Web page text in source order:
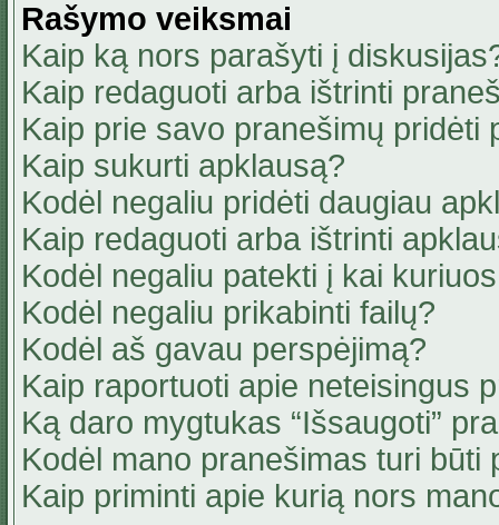
Rašymo veiksmai
Kaip ką nors parašyti į
Kaip redaguoti arba ištrinti
Kaip prie savo pranešimų pridėti
Kaip sukurti apklausą?
Kodėl negaliu pridėti daugiau
Kaip redaguoti arba ištrinti
Kodėl negaliu patekti į kai
Kodėl negaliu prikabinti failų?
Kodėl aš gavau perspėjimą?
Kaip raportuoti apie neteisingus
Ką daro mygtukas “Išsaugoti”
Kodėl mano pranešimas turi būti
Kaip priminti apie kurią nors